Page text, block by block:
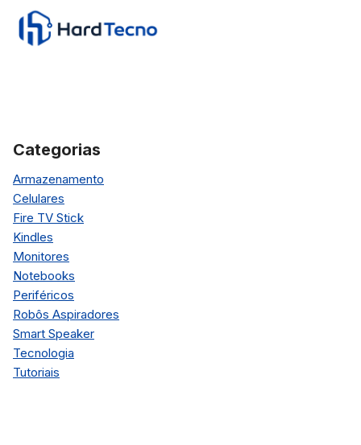
Categorias
Armazenamento
Celulares
Fire TV Stick
Kindles
Monitores
Notebooks
Periféricos
Robôs Aspiradores
Smart Speaker
Tecnologia
Tutoriais